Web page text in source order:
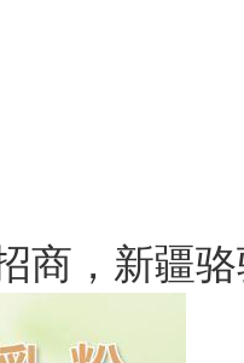
任何品牌
经销商来
驼驼奶品
骆驼奶粉
成为了乳
我国国内
商，新疆